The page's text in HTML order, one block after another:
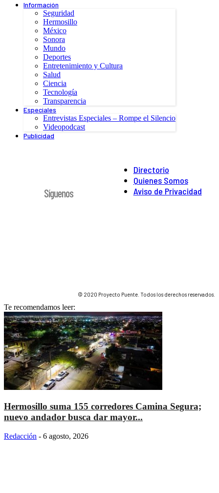
Información
Seguridad
Hermosillo
México
Sonora
Mundo
Deportes
Entretenimiento y Cultura
Salud
Ciencia
Tecnología
Transparencia
Especiales
Entrevistas Especiales – Rompe el Silencio
Videopodcast
Publicidad
Directorio
Quienes Somos
Aviso de Privacidad
Síguenos
© 2020 Proyecto Puente. Todos los derechos reservados.
Te recomendamos leer:
Hermosillo suma 155 corredores Camina Segura;
nuevo andador busca dar mayor...
Redacción - 6 agosto, 2026